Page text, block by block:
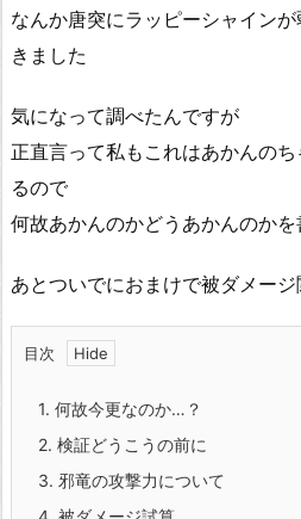
なんか唐突にラッピーシャイン
きました
気になって調べたんですが
正直言って私もこれはあかんの
るので
何故あかんのかどうあかんのか
あとついでにおまけで被ダメー
目次
1. 何故今更なのか…？
2. 検証どうこうの前に
3. 邪竜の攻撃力について